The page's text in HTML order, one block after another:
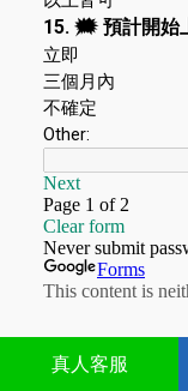
真人 客服